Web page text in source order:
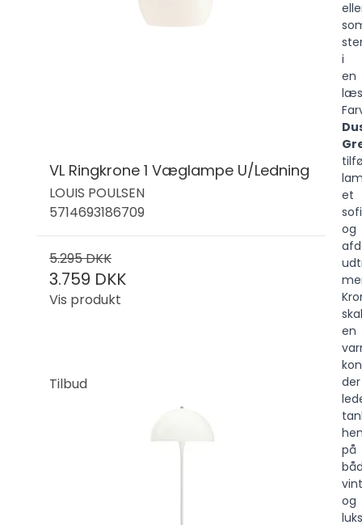
VL Ringkrone 1 Væglampe U/Ledning
LOUIS POULSEN
5714693186709
5.295 DKK
3.759 DKK
Vis produkt
Tilbud
i
en
et
og
en
der
på
og